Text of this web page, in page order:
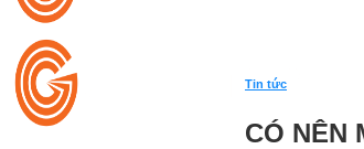
Tin tức
CÓ NÊN